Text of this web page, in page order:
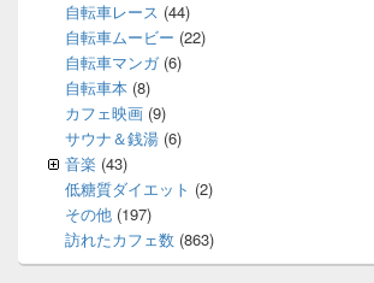
自転車レース (44)
自転車ムービー (22)
自転車マンガ(6)
自転車本 (8)
カフェ映画 (9)
サウナ＆銭湯 (6)
音楽 (43)
低糖質ダイエット (2)
その他 (197)
訪れたカフェ数 (863)